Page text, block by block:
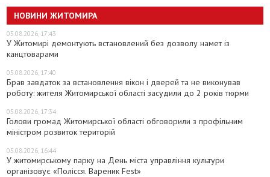
НОВИНИ ЖИТОМИРА
05.08.2026, 17:43
У Житомирі демонтують встановлений без дозволу намет із
канцтоварами
05.08.2026, 17:40
Брав завдаток за встановлення вікон і дверей та не виконував
роботу: жителя Житомирської області засудили до 2 років тюрми
05.08.2026, 17:34
Голови громад Житомирської області обговорили з профільним
міністром розвиток територій
05.08.2026, 16:44
У житомирському парку на День міста управління культури
організовує «Полісся. Вареник Fest»